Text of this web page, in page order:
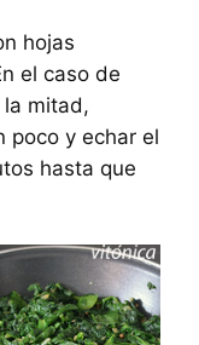
hojas
el caso de
mitad,
poco y echar el
hasta que